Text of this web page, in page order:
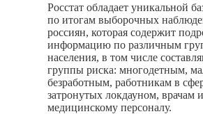
Росстат обладает уникальной
по итогам выборочных
россиян, которая содержит
информацию по различным
населения, в том числе
группы риска: многодетным,
безработным, работникам в
затронутых локдауном, врачам и
медицинскому персоналу.